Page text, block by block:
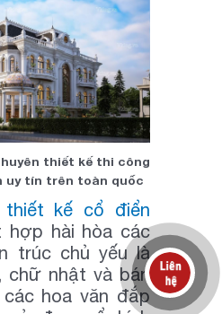
thiết kế thi công
uy tín trên toàn quốc
thiết kế cổ điển
hợp hài hòa các
trúc chủ yếu là
chữ nhật và bán
hoa văn đắp